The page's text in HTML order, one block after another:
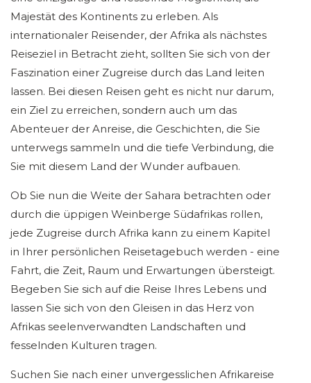
Majestät des Kontinents zu erleben. Als
internationaler Reisender, der Afrika als nächstes
Reiseziel in Betracht zieht, sollten Sie sich von der
Faszination einer Zugreise durch das Land leiten
lassen. Bei diesen Reisen geht es nicht nur darum,
ein Ziel zu erreichen, sondern auch um das
Abenteuer der Anreise, die Geschichten, die Sie
unterwegs sammeln und die tiefe Verbindung, die
Sie mit diesem Land der Wunder aufbauen.
Ob Sie nun die Weite der Sahara betrachten oder
durch die üppigen Weinberge Südafrikas rollen,
jede Zugreise durch Afrika kann zu einem Kapitel
in Ihrer persönlichen Reisetagebuch werden - eine
Fahrt, die Zeit, Raum und Erwartungen übersteigt.
Begeben Sie sich auf die Reise Ihres Lebens und
lassen Sie sich von den Gleisen in das Herz von
Afrikas seelenverwandten Landschaften und
fesselnden Kulturen tragen.
Suchen Sie nach einer unvergesslichen Afrikareise